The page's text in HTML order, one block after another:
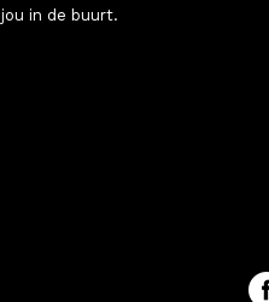
jou in de buurt.